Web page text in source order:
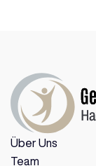
Über Uns
Team